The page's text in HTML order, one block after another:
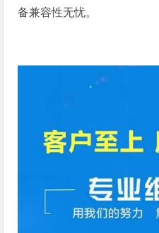
备兼容性无忧。